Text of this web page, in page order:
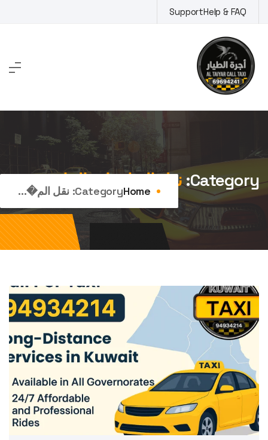
to
content
Help & FAQ
Support
Category: نقل المناسبات الخاصة
Home
Category: نقل الم�...